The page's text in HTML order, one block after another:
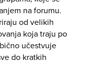
na forumu.
od velikih
koja traju po
učestvuje
do kratkih